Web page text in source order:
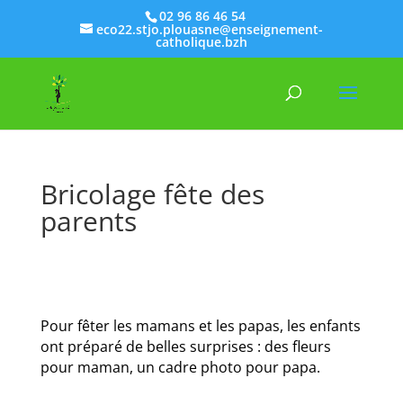
02 96 86 46 54
eco22.stjo.plouasne@enseignement-
catholique.bzh
Bricolage fête des
parents
Pour fêter les mamans et les papas, les enfants
ont préparé de belles surprises : des fleurs
pour maman, un cadre photo pour papa.